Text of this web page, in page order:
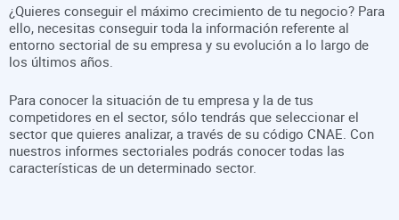
¿Quieres conseguir el máximo crecimiento de tu negocio? Para
ello, necesitas conseguir toda la información referente al
entorno sectorial de su empresa y su evolución a lo largo de
los últimos años.
Para conocer la situación de tu empresa y la de tus
competidores en el sector, sólo tendrás que seleccionar el
sector que quieres analizar, a través de su código CNAE. Con
nuestros informes sectoriales podrás conocer todas las
características de un determinado sector.